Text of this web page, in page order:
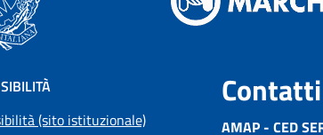
(sito istituzionale)
Contatti
AMAP - CED